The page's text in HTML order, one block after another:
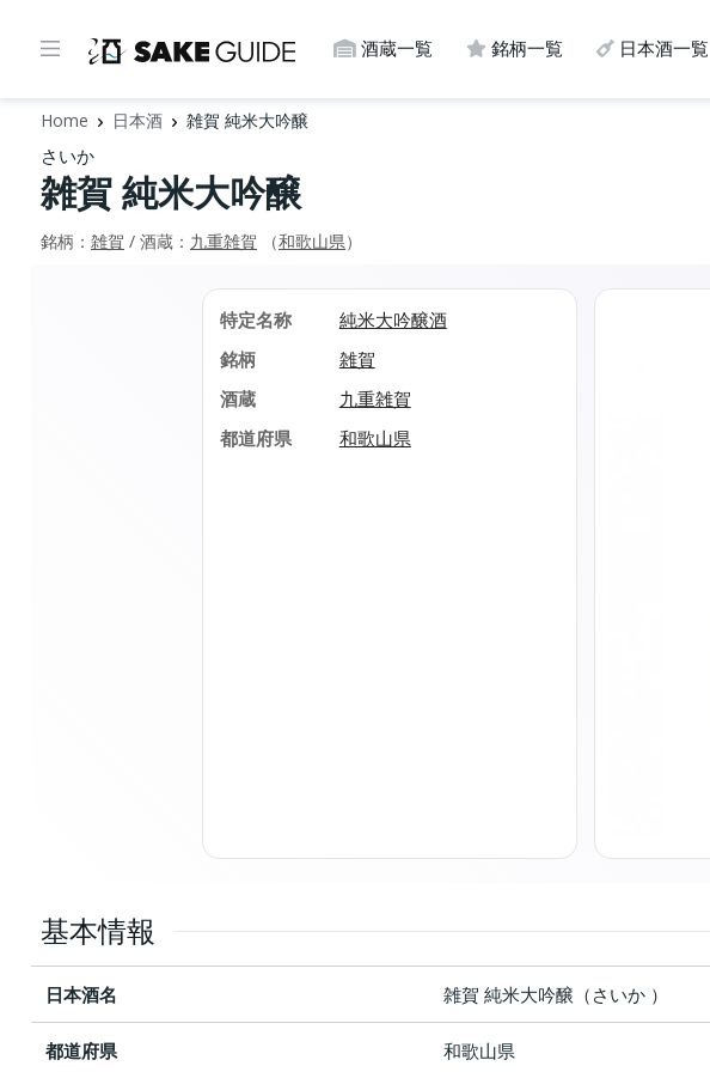
酒蔵一覧 銘柄一覧 日本酒一覧
Home 日本酒 雑賀 純米大吟醸
さいか
雑賀 純米大吟醸
銘柄： 雑賀 / 酒蔵： 九重雑賀 （和歌山県）
特定名称
純米大吟醸酒
銘柄
雑賀
酒蔵
九重雑賀
都道府県
和歌山県
基本情報
日本酒名 雑賀 純米大吟醸（さいか ）
都道府県 和歌山県